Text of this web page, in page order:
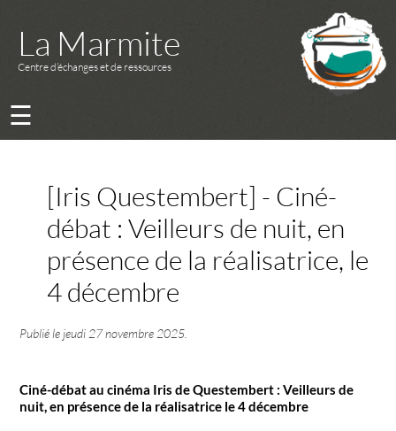
La Marmite
Centre d’échanges et de ressources
☰
[Iris Questembert] - Ciné-
débat : Veilleurs de nuit, en
présence de la réalisatrice, le
4 décembre
Publié le jeudi 27 novembre 2025
Ciné-débat au cinéma Iris de Questembert : Veilleurs de
nuit, en présence de la réalisatrice le 4 décembre